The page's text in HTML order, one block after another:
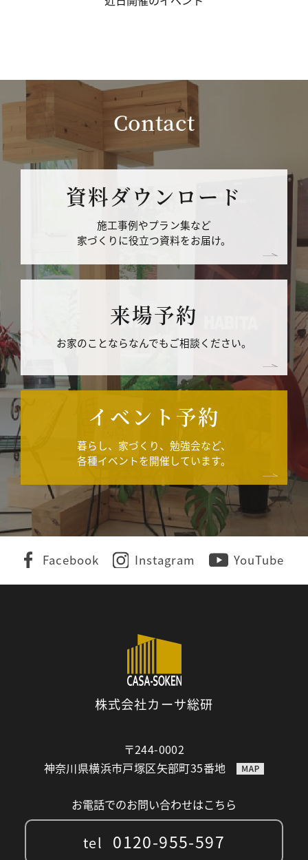
Contact
資料ダウンロード
施工事例やプラン集など
家づくりに役立つ資料をお届け。
来場予約
お家のことならなんでもご相談ください。
イベント予約
暮らし、家づくり、勉強会など、
各種イベントを開催しています。
Facebook Instagram YouTube
株式会社カーサ総研
〒244-0002
神奈川県横浜市戸塚区矢部町35番地
お電話でのお問い合わせはこちら
tel 0120-955-597